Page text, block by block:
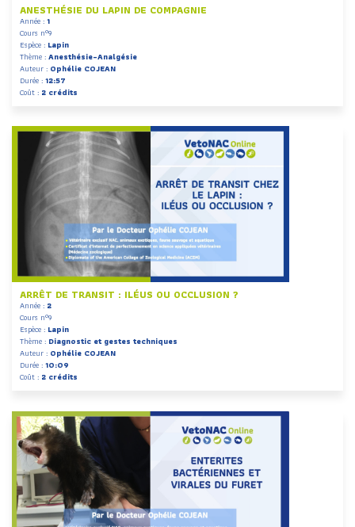
ANESTHÉSIE DU LAPIN DE COMPAGNIE
Année :1
Cours n°9
Espèce : Lapin
Thème :Anesthésie-Analgésie
Auteur : Ophélie COJEAN
Durée :12:57
Coût : 2 crédits
ARRÊT DE TRANSIT : ILÉUS OU OCCLUSION ?
Année : 2
Cours n°9
Espèce : Lapin
Thème : Diagnostic et gestes techniques
Auteur : Ophélie COJEAN
Durée :10:09
Coût : 2 crédits